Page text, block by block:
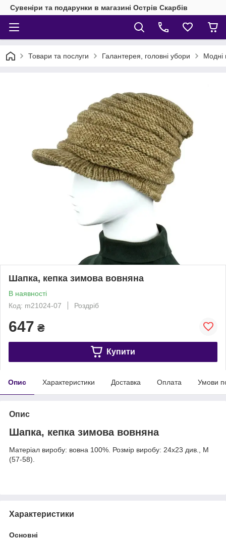
Сувеніри та подарунки в магазині Острів Скарбів
Товари та послуги Галантерея, головні убори Модні
Шапка, кепка зимова вовняна
В наявності
Код: m21024-07
Роздріб
647 ₴
Купити
Опис Характеристики Доставка Оплата Умови
Опис
Шапка, кепка зимова вовняна
Матеріал виробу: вовна 100%. Розмір виробу: 24х23 див., М
(57-58).
Характеристики
Основні